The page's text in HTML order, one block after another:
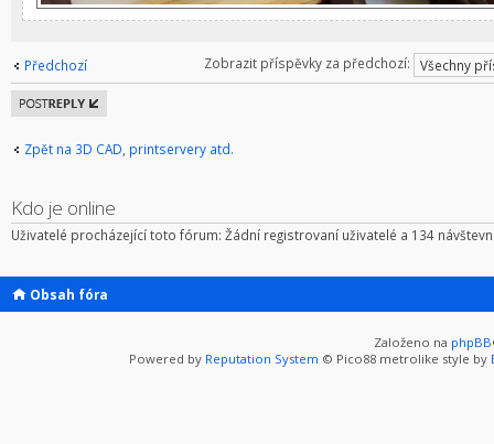
Předchozí Zobrazit příspěvky za předchozí:
Odeslat
odpověď
Zpět na 3D CAD, printservery atd.
Kdo je online
Uživatelé procházející toto fórum: Žádní registrovaní uživatelé a 134
Obsah fóra
Založeno na phpBB
Powered by Reputation System © Pico88 metrolike style by